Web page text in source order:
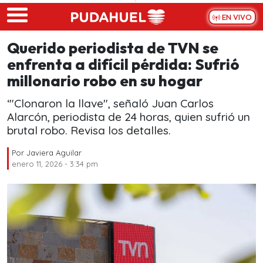
Skip to main content
EN VIVO
Querido periodista de TVN se
enfrenta a difícil pérdida: Sufrió
millonario robo en su hogar
‘"Clonaron la llave", señaló Juan Carlos
Alarcón, periodista de 24 horas, quien sufrió un
brutal robo. Revisa los detalles.
Por Javiera Aguilar
enero 11, 2026 - 3:34 pm